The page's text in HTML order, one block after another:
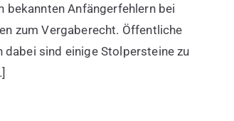
bekannten Anfängerfehlern bei
zum Vergaberecht. Öffentliche
dabei sind einige Stolpersteine zu